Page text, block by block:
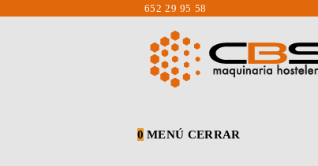
652 29 95 58
0 MENÚ CERRAR